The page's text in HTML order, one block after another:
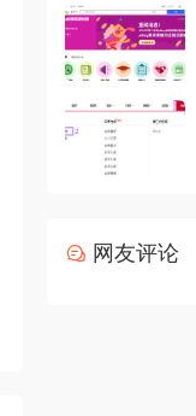
网友评论